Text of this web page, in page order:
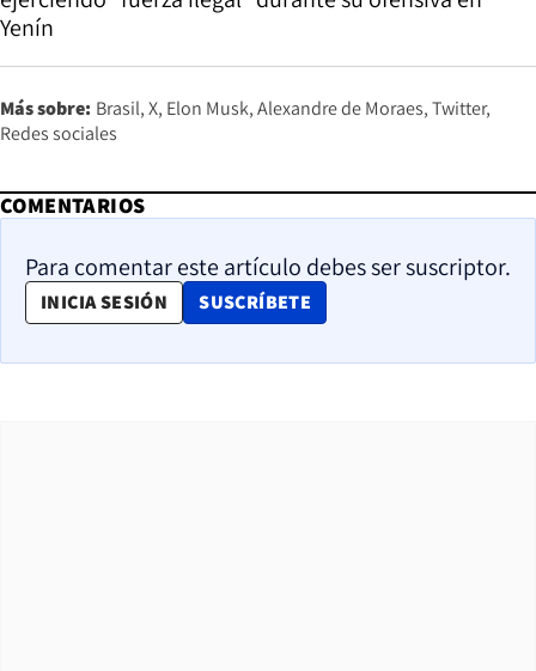
Yenín
Más sobre: Brasil X Elon Musk Alexandre de Moraes Twitter
Redes sociales
COMENTARIOS
Para comentar este artículo debes ser suscriptor.
INICIA SESIÓN SUSCRÍBETE
OPENS IN NEW WINDOW